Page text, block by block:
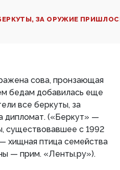
ЗА ОРУЖИЕ
сова, пронзающая
бедам добавилась еще
все беркуты, за
дипломат. («Беркут» —
существовавшее с 1992
хищная птица семейства
— прим. «Ленты.ру»).